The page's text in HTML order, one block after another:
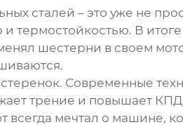
сталей – это уже не
термостойкостью. В
шестерни в своем
Современные
трение и повышает
всегда мечтал о машине,